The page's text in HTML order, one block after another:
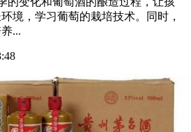
境，学习葡萄的栽培技术。同时，
...